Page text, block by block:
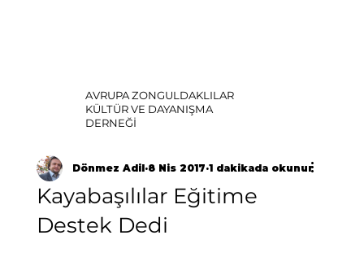
AVRUPA ZONGULDAKLILAR
KÜLTÜR VE DAYANIŞMA
DERNEĞİ
Kayabaşılılar Eğitime
Destek Dedi
Dönmez Adil 8 Nis 2017 1 dakikada okunur